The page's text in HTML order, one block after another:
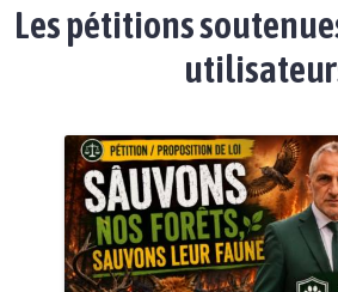
Les pétitions